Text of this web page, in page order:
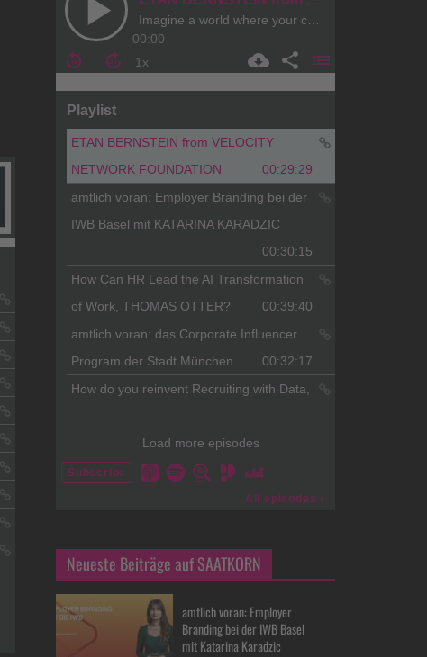
Neueste Beiträge auf SAATKORN
amtlich voran: Employer
Branding bei der IWB Basel
mit Katarina Karadzic